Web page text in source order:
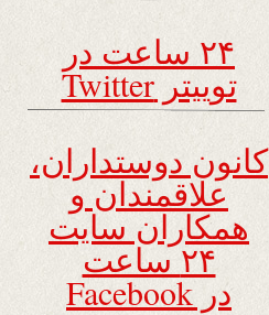
۲۴ ساعت در
توییتر Twitter
کانون دوستداران،
علاقمندان و
همکاران سایت
۲۴ ساعت
در Facebook